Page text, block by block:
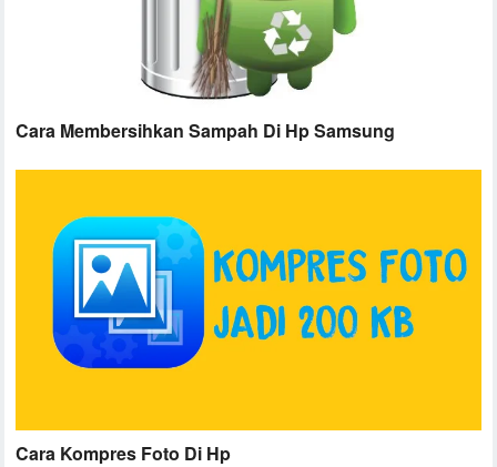
Cara Membersihkan Sampah Di Hp Samsung
Cara Kompres Foto Di Hp